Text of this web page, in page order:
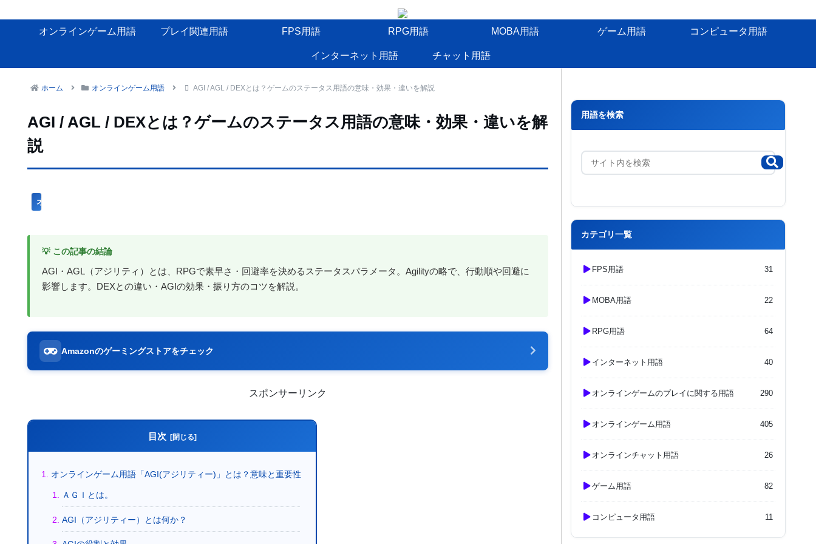
オンラインゲーム用語 プレイ関連用語 FPS用語 RPG用語 MOBA用語 ゲーム用語 コンピュータ用語
インターネット用語 チャット用語
ホーム オンラインゲーム用語 AGI / AGL / DEXとは？ゲームのステータス用語の意味・効果・違いを解説
AGI / AGL / DEXとは？ゲームのステータス用語の意味・効果・違いを解
説
オンラインゲーム用語
💡 この記事の結論
AGI・AGL（アジリティ）とは、RPGで素早さ・回避率を決めるステータスパラメータ。Agilityの略で、行動順や回避に
影響します。DEXとの違い・AGIの効果・振り方のコツを解説。
Amazonのゲーミングストアをチェック
スポンサーリンク
目次
オンラインゲーム用語「AGI(アジリティー)」とは？意味と重要性
ＡＧＩとは。
AGI（アジリティー）とは何か？
用語を検索
カテゴリ一覧
FPS用語 31
MOBA用語 22
RPG用語 64
インターネット用語 40
オンラインゲームのプレイに関する用語 290
オンラインゲーム用語 405
オンラインチャット用語 26
ゲーム用語 82
コンピュータ用語 11